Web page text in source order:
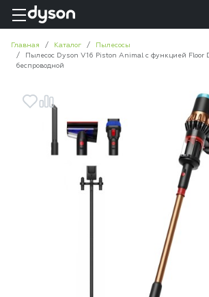
Главная Каталог
Пылесосы
Пылесос Dyson V16 Piston Animal с функцией Floor
беспроводной